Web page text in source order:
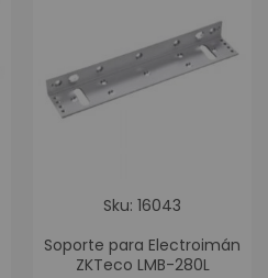
Sku: 16043
Soporte para Electroimán
ZKTeco LMB-280L